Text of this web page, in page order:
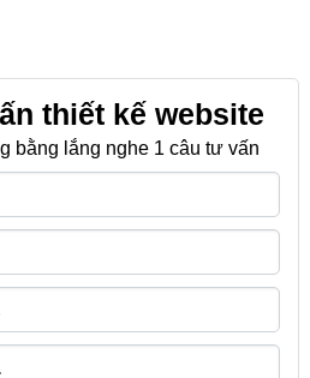
thiết kế website
bằng lắng nghe 1 câu tư vấn